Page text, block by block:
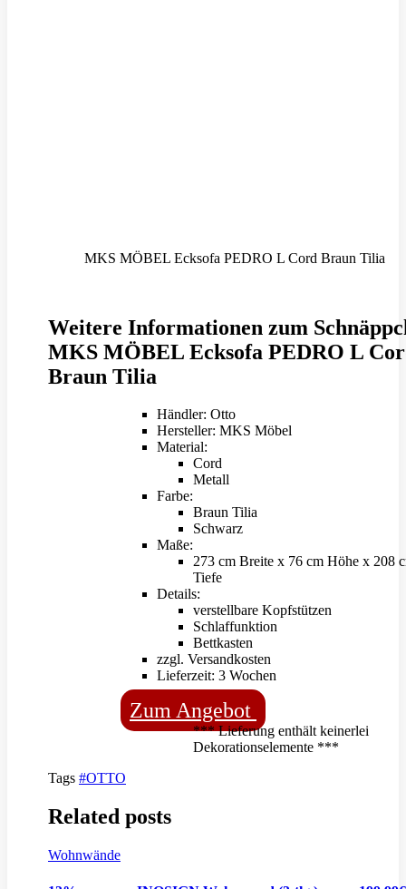
MKS MÖBEL Ecksofa PEDRO L Cord Braun Tilia
Weitere Informationen zum
MKS MÖBEL Ecksofa PEDRO L
Braun Tilia
Händler: Otto
Hersteller: MKS Möbel
Material:
Cord
Metall
Farbe:
Braun Tilia
Schwarz
Maße:
273 cm Breite x 76 cm Höhe x 208
Tiefe
Details:
verstellbare Kopfstützen
Schlaffunktion
Bettkasten
zzgl. Versandkosten
Lieferzeit: 3 Wochen
Zum Angebot
*** Lieferung enthält keinerlei
Dekorationselemente ***
Tags #OTTO
Related posts
Wohnwände